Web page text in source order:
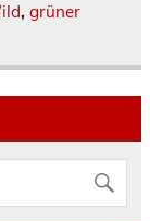
, grüner